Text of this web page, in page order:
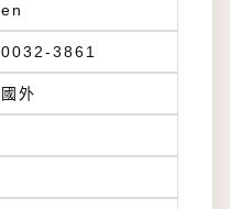
en
0032-3861
國外